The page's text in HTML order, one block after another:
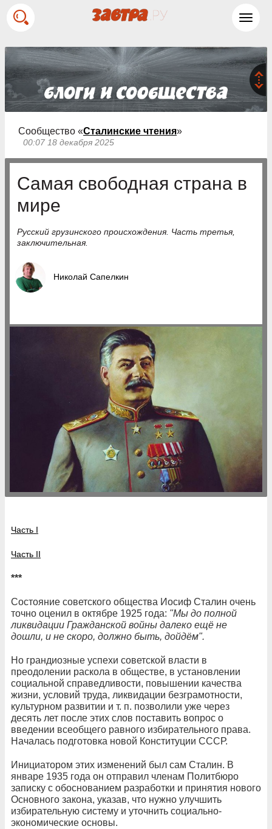
Сообщество «Сталинские чтения»
00:07 18 декабря 2025
Самая свободная страна в
мире
Русский грузинского происхождения. Часть третья,
заключительная.
Николай Сапелкин
Часть I
Часть II
***
Состояние советского общества Иосиф Сталин очень
точно оценил в октябре 1925 года: "Мы до полной
ликвидации Гражданской войны далеко ещё не
дошли, и не скоро, должно быть, дойдём".
Но грандиозные успехи советской власти в
преодолении раскола в обществе, в установлении
социальной справедливости, повышении качества
жизни, условий труда, ликвидации безграмотности,
культурном развитии и т. п. позволили уже через
десять лет после этих слов поставить вопрос о
введении всеобщего равного избирательного права.
Началась подготовка новой Конституции СССР.
Инициатором этих изменений был сам Сталин. В
январе 1935 года он отправил членам Политбюро
записку с обоснованием разработки и принятия нового
Основного закона, указав, что нужно улучшить
избирательную систему и уточнить социально-
экономические основы.